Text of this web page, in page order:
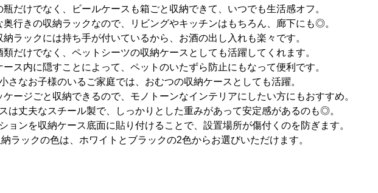
瓶だけでなく、ビールケースも箱ごと収納できて、いつでも生活感オフ。
奥行きの収納ラックなので、リビングやキッチンはもちろん、廊下にも◎。
納ラックには持ち手が付いているから、お酒の出し入れも楽々です。
類だけでなく、ペットシーツの収納ケースとしても活躍してくれます。
ース内に隠すことによって、ペットのいたずら防止にもなって便利です。
さなお子様のいるご家庭では、おむつの収納ケースとしても活躍。
ケージごと収納できるので、モノトーンなインテリアにしたい方にもおすすめ。
は丈夫なスチール製で、しっかりとした重みがあって安定感があるのも◎。
ョンを収納ケース底面に貼り付けることで、設置場所が傷付くのを防ぎます。
ラックの色は、ホワイトとブラックの2色からお選びいただけます。